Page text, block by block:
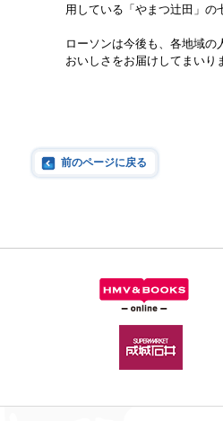
用している「やまつ辻田」の
ローソンは今後も、各地域
おいしさをお届けしてまいり
前のページに戻る